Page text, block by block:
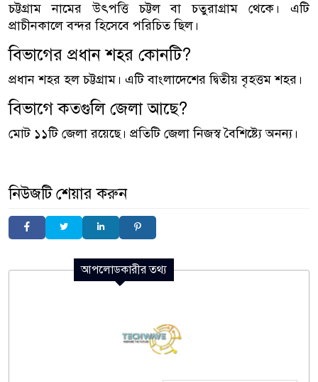
চট্টগ্রাম নামের উৎপত্তি চট্টল বা চতুরাগ্রাম থেকে। এটি
প্রাচীনকালে বন্দর হিসেবে পরিচিত ছিল।
বিভাগের প্রধান শহর কোনটি?
প্রধান শহর হল চট্টগ্রাম। এটি বাংলাদেশের দ্বিতীয় বৃহত্তম শহর।
বিভাগে কতগুলি জেলা আছে?
মোট ১১টি জেলা রয়েছে। প্রতিটি জেলা নিজস্ব বৈশিষ্ট্যে অনন্য।
নিউজটি শেয়ার করুন
আপলোডকারীর তথ্য